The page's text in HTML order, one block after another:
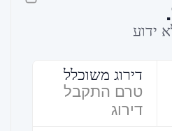
ידוע
דירוג משוכלל
טרם התקבל
דירוג